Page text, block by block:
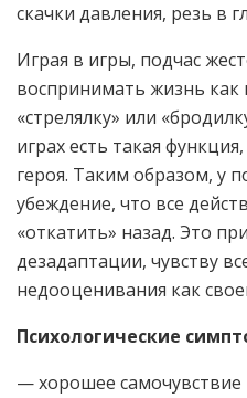
скачки давления, резь в
Играя в игры, подчас
воспринимать жизнь
«стрелялку» или
играх есть такая
героя. Таким образом, у
убеждение, что все
«откатить» назад. Это
дезадаптации, чувству
недооценивания как
Психологические
— хорошее самочувствие